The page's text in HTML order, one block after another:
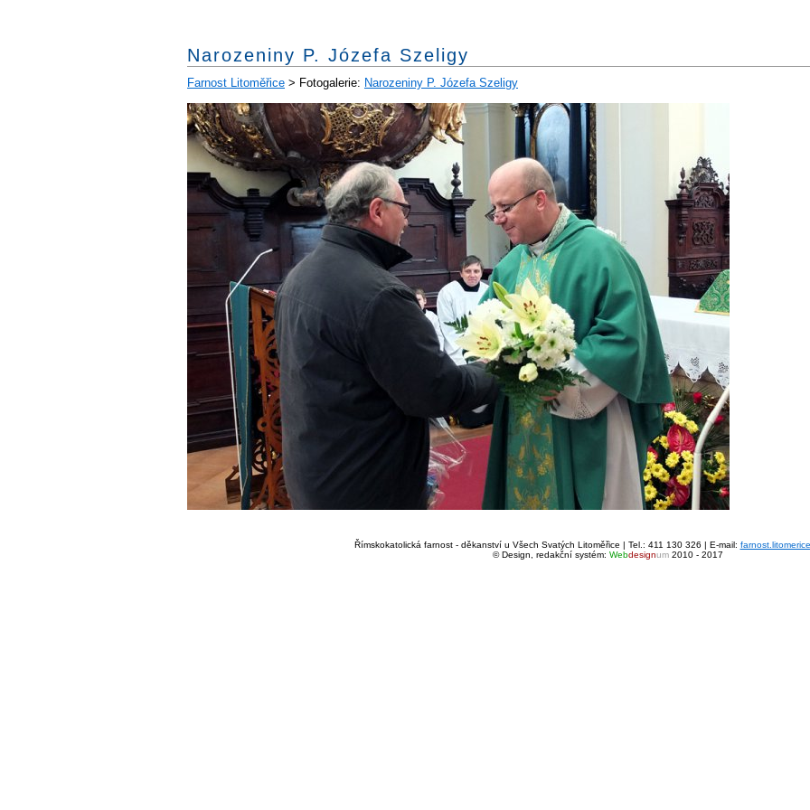
Narozeniny P. Józefa Szeligy
Farnost Litoměřice > Fotogalerie: Narozeniny P. Józefa Szeligy
Římskokatolická farnost - děkanství u Všech Svatých Litoměřice | Tel.: 411 130 326 | E-mail:
© Design, redakční systém: Webdesignum2010 - 2017